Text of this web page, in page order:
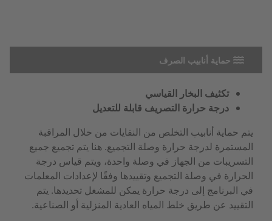
حماية أنابيب الصرف
تكثيف البخار القياسي
درجة حرارة التصريف قابلة للتعديل
يتم حماية أنابيب التخلص من النفايات من خلال المراقبة
المستمرة لدرجة حرارة وصلة التجميع. هنا يتم تجميع جميع
التسريبات من الجهاز في وصلة واحدة، ويتم قياس درجة
الحرارة في وصلة التجميع وتقييدها وفقًا لإعدادات المعلمات
في البرنامج إلى درجة حرارة يمكن للمشغل تحديدها. يتم
التقييد عن طريق خلط المياه العادية المنزلية أو الصناعية.